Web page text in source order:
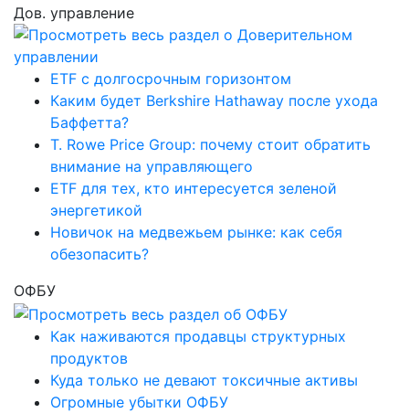
Дов. управление
ETF с долгосрочным горизонтом
Каким будет Berkshire Hathaway после ухода
Баффетта?
T. Rowe Price Group: почему стоит обратить
внимание на управляющего
ETF для тех, кто интересуется зеленой
энергетикой
Новичок на медвежьем рынке: как себя
обезопасить?
ОФБУ
Как наживаются продавцы структурных
продуктов
Куда только не девают токсичные активы
Огромные убытки ОФБУ